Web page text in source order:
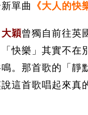
單曲 《大人的快
大穎曾獨自前往英
快樂」其實不在
。那首歌的「靜
這首歌唱起來真